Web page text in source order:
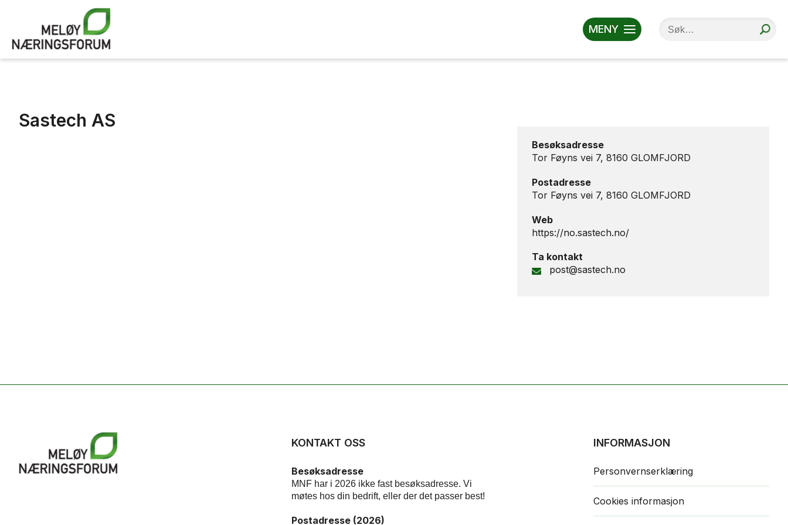
MENY
Sastech AS
Besøksadresse
Tor Føyns vei 7, 8160 GLOMFJORD
Postadresse
Tor Føyns vei 7, 8160 GLOMFJORD
Web
https://no.sastech.no/
Ta kontakt
post@sastech.no
KONTAKT OSS
Besøksadresse
MNF har i 2026 ikke fast besøksadresse. Vi
møtes hos din bedrift, eller der det passer best!
Postadresse (2026)
INFORMASJON
Personvernserklæring
Cookies informasjon